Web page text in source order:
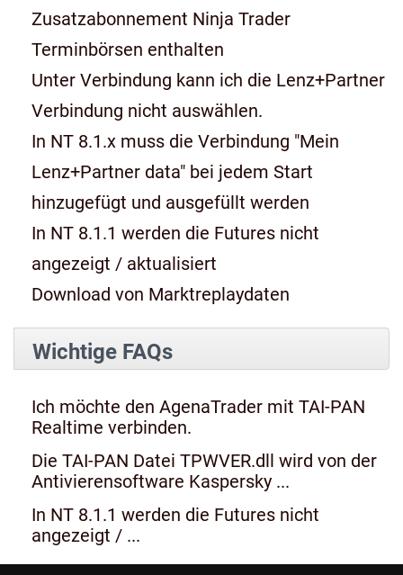
Zusatzabonnement Ninja Trader
Terminbörsen enthalten
Unter Verbindung kann ich die Lenz+Partner
Verbindung nicht auswählen.
In NT 8.1.x muss die Verbindung "Mein
Lenz+Partner data" bei jedem Start
hinzugefügt und ausgefüllt werden
In NT 8.1.1 werden die Futures nicht
angezeigt / aktualisiert
Download von Marktreplaydaten
Wichtige FAQs
Ich möchte den AgenaTrader mit TAI-PAN
Realtime verbinden.
Die TAI-PAN Datei TPWVER.dll wird von der
Antivierensoftware Kaspersky ...
In NT 8.1.1 werden die Futures nicht
angezeigt / ...